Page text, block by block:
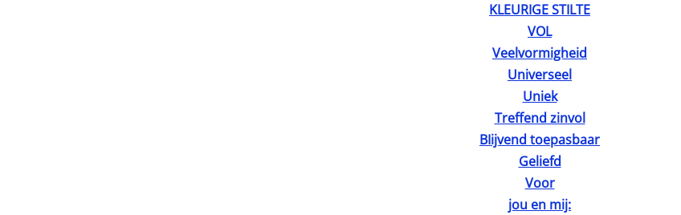
KLEURIGE STILTE
VOL
Veelvormigheid
Universeel
Uniek
Treffend zinvol
BIijvend toepasbaar
Geliefd
Voor
jou en mij: